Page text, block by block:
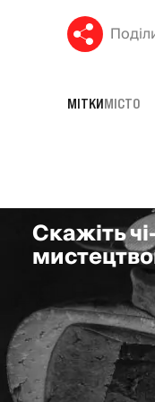
МІТКИМІСТО
Скажіть